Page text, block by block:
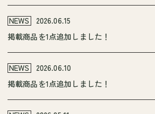
NEWS
2026.06.15
掲載商品を1点追加しました！
NEWS
2026.06.10
掲載商品を1点追加しました！